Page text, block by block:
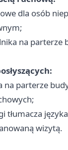
dla osób
na
na parterze
tłumacza
wizytą.